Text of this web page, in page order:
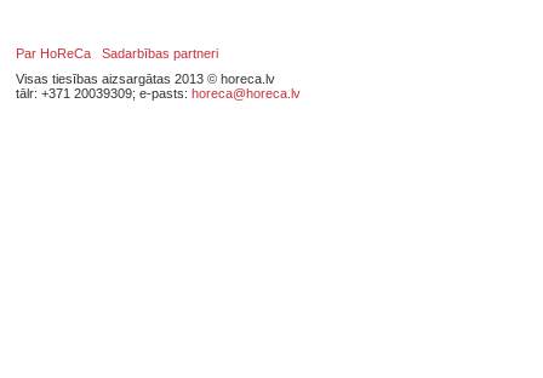
Par HoReCa
Sadarbības partneri
Visas tiesības aizsargātas 2013 © horeca.lv
tālr: +371 20039309; e-pasts: horeca@horeca.lv